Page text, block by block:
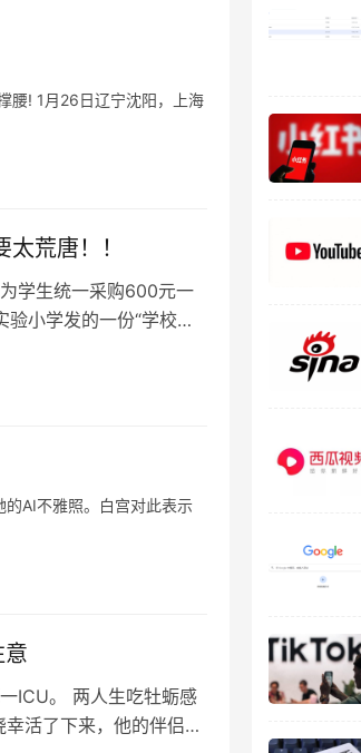
腰! 1月26日辽宁沈阳，上海
荒唐！！
学生统一采购600元一
小学发的一份“学校拟
AI不雅照。白宫对此表示
ICU。 两人生吃牡蛎感
活了下来，他的伴侣病